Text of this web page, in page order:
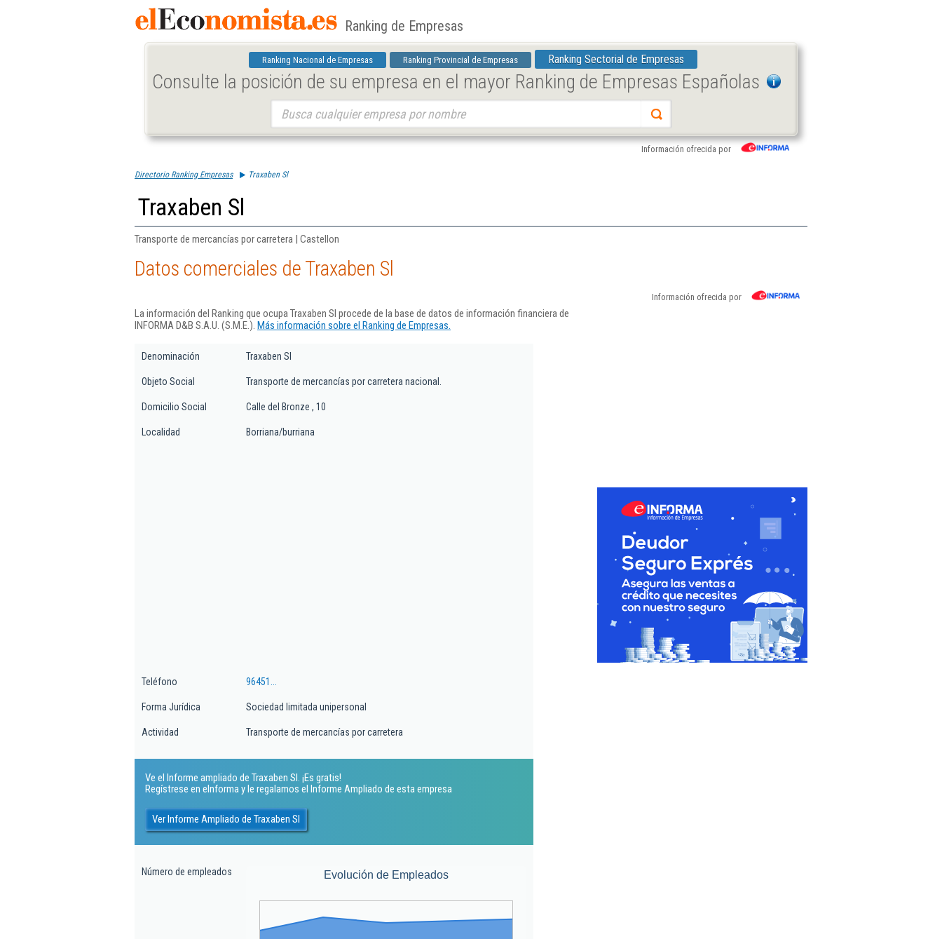
Ranking de Empresas
Ranking Nacional de Empresas Ranking Provincial de Empresas Ranking Sectorial de Empresas
Consulte la posición de su empresa en el mayor Ranking de Empresas Españolas
Información ofrecida por
Directorio Ranking Empresas Traxaben Sl
Traxaben Sl
Transporte de mercancías por carretera | Castellon
Datos comerciales de Traxaben Sl
Información ofrecida por
La información del Ranking que ocupa Traxaben Sl procede de la base de datos de información financiera de
INFORMA D&B S.A.U. (S.M.E.). Más información sobre el Ranking de Empresas.
Denominación Traxaben Sl
Objeto Social Transporte de mercancías por carretera nacional.
Domicilio Social Calle del Bronze , 10
Localidad Borriana/burriana
Teléfono 96451...
Forma Jurídica Sociedad limitada unipersonal
Actividad Transporte de mercancías por carretera
Ve el Informe ampliado de Traxaben Sl. ¡Es gratis!
Regístrese en eInforma y le regalamos el Informe Ampliado de esta empresa
Ver Informe Ampliado de Traxaben Sl
Número de empleados Evolución de Empleados